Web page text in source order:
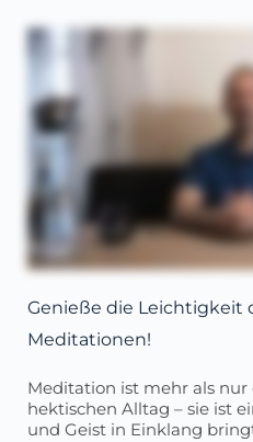
Genieße die Leichtigkeit
Meditationen!
Meditation ist mehr als nur
hektischen Alltag – sie ist
und Geist in Einklang